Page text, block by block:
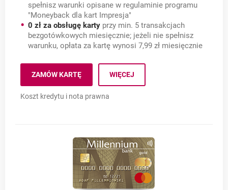
spełnisz warunki opisane w regulaminie programu
"Moneyback dla kart Impresja"
0 zł za obsługę karty przy min. 5 transakcjach
bezgotówkowych miesięcznie; jeżeli nie spełnisz
warunku, opłata za kartę wynosi 7,99 zł miesięcznie
ZAMÓW KARTĘMILLENNIUM IMPRESJA (RRSO 18,28%)
OTWIERA SIĘ W NOWEJ KARCIE
WIĘCEJ
Koszt kredytu i nota prawna